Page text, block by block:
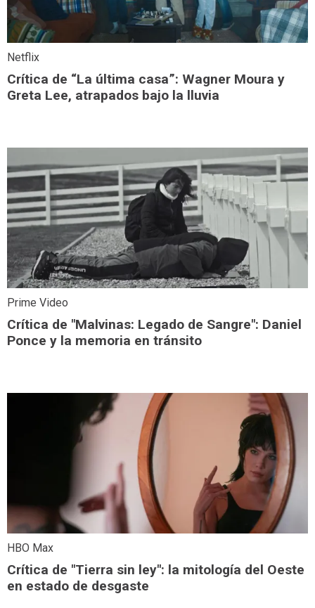
Netflix
Crítica de “La última casa”: Wagner Moura y
Greta Lee, atrapados bajo la lluvia
Prime Video
Crítica de "Malvinas: Legado de Sangre": Daniel
Ponce y la memoria en tránsito
HBO Max
Crítica de "Tierra sin ley": la mitología del Oeste
en estado de desgaste